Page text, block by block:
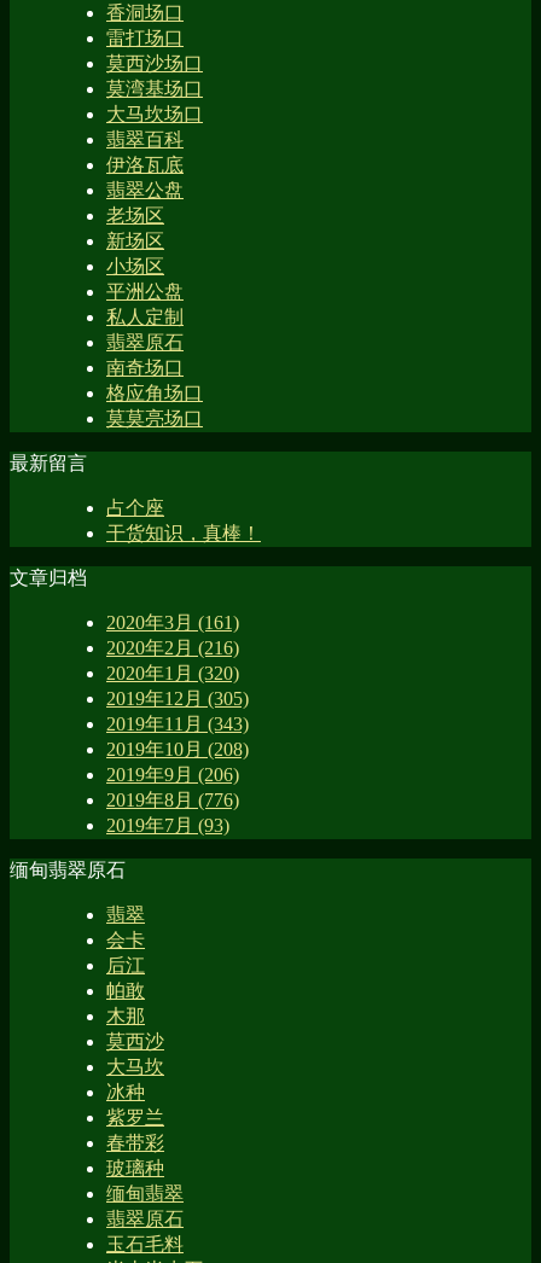
香洞场口
雷打场口
莫西沙场口
莫湾基场口
大马坎场口
翡翠百科
伊洛瓦底
翡翠公盘
老场区
新场区
小场区
平洲公盘
私人定制
翡翠原石
南奇场口
格应角场口
莫莫亮场口
最新留言
占个座
干货知识，真棒！
文章归档
2020年3月 (161)
2020年2月 (216)
2020年1月 (320)
2019年12月 (305)
2019年11月 (343)
2019年10月 (208)
2019年9月 (206)
2019年8月 (776)
2019年7月 (93)
缅甸翡翠原石
翡翠
会卡
后江
帕敢
木那
莫西沙
大马坎
冰种
紫罗兰
春带彩
玻璃种
缅甸翡翠
翡翠原石
玉石毛料